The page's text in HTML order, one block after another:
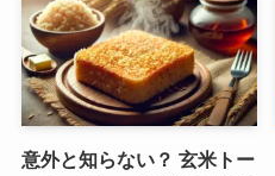
意外と知らない？ 玄米トー